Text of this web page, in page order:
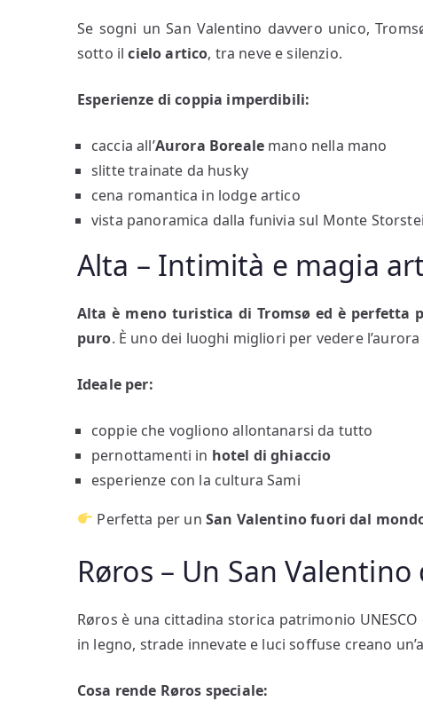
Se sogni un San Valentino davvero unico,
sotto ilcielo artico, tra neve e silenzio.
Esperienze di coppia imperdibili:
caccia all’Aurora Boreale mano nella mano
slitte trainate da husky
cena romantica in lodge artico
vista panoramica dalla funivia sul Monte
Alta – Intimità e magia
Alta è meno turistica di Tromsø ed è perfetta
puro. È uno dei luoghi migliori per vedere
Ideale per:
coppie che vogliono allontanarsi da tutto
pernottamenti in hotel di ghiaccio
esperienze con la cultura Sami
Perfetta per un San Valentino fuori dal
Røros – Un San
Røros è una cittadina storica patrimonio
in legno, strade innevate e luci soffuse creano
Cosa rende Røros speciale: